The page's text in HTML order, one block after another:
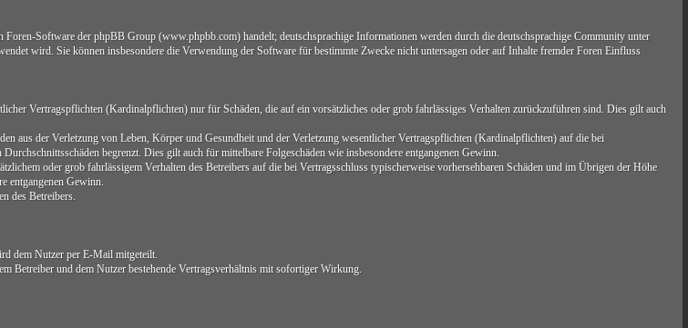
Software der phpBB Group (www.phpbb.com) handelt; deutschsprachige Informationen werden durch die deutschsprachige Community unter
wird. Sie können insbesondere die Verwendung der Software für bestimmte Zwecke nicht untersagen oder auf Inhalte fremder Foren Einfluss
Vertragspflichten (Kardinalpflichten) nur für Schäden, die auf ein vorsätzliches oder grob fahrlässiges Verhalten zurückzuführen sind. Dies gilt auch
aus der Verletzung von Leben, Körper und Gesundheit und der Verletzung wesentlicher Vertragspflichten (Kardinalpflichten) auf die bei
begrenzt. Dies gilt auch für mittelbare Folgeschäden wie insbesondere entgangenen Gewinn.
oder grob fahrlässigem Verhalten des Betreibers auf die bei Vertragsschluss typischerweise vorhersehbaren Schäden und im Übrigen der Höhe
entgangenen Gewinn.
des Betreibers.
dem Nutzer per E-Mail mitgeteilt.
Betreiber und dem Nutzer bestehende Vertragsverhältnis mit sofortiger Wirkung.